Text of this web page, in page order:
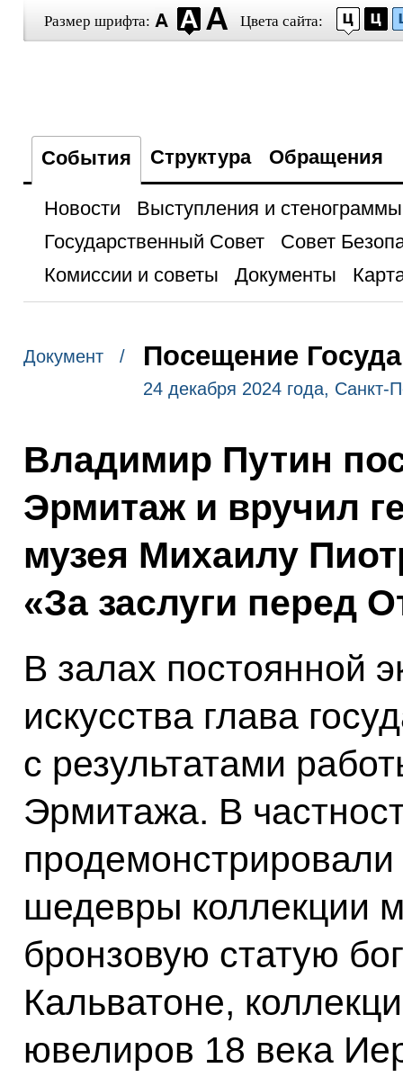
Размер шрифта: Цвета сайта:
События Структура Обращения
Новости
Выступления и стенограммы
Государственный Совет
Совет
Комиссии и советы
Документы
Документ / Посещение
24 декабря 2024 года, Санкт-
Владимир Путин
Эрмитаж и вручил
музея Михаилу
«За заслуги перед
В залах постоянной
искусства глава
с результатами
Эрмитажа. В
шедевры коллекции
бронзовую статую
Кальватоне,
ювелиров 18 века